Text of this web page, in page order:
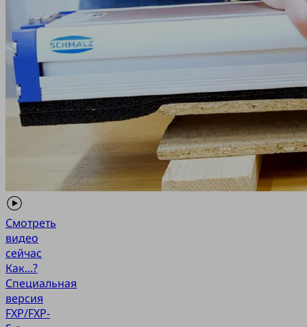
Смотреть
видео
сейчас
Как...?
Специальная
версия
FXP/FXP-